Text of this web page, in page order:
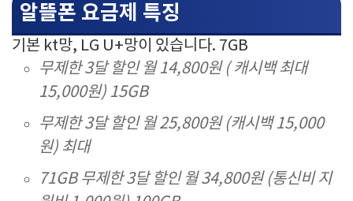
알뜰폰 요금제 특징
기본 kt망, LG U+망이 있습니다. 7GB
무제한 3달 할인 월 14,800원 ( 캐시백 최대
15,000원) 15GB
무제한 3달 할인 월 25,800원 (캐시백 15,000
원) 최대
71GB 무제한 3달 할인 월 34,800원 (통신비 지